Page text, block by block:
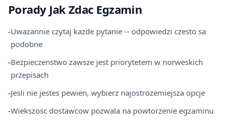
Porady Jak Zdac Egzamin
-Uwazannie czytaj kazde pytanie -- odpowiedzi czesto sa
podobne
-Bezpieczenstwo zawsze jest priorytetem w norweskich
przepisach
-Jesli nie jestes pewien, wybierz najostrozemiejsza opcje
-Wiekszosc dostawcow pozwala na powtorzenie egzaminu